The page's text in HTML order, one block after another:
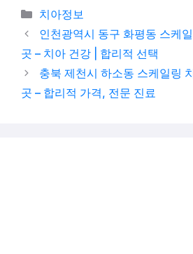
카테고리
치아정보
인천광역시 동구 화평동 스케
곳 – 치아 건강 | 합리적 선택
충북 제천시 하소동 스케일링
곳 – 합리적 가격, 전문 진료